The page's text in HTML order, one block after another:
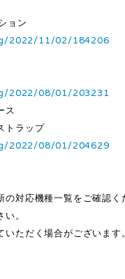
ョン
2022/11/02/184206
2022/08/01/203231
ス
トラップ
2022/08/01/204629
対応機種一覧をご確認く
。
ただく場合がございます。